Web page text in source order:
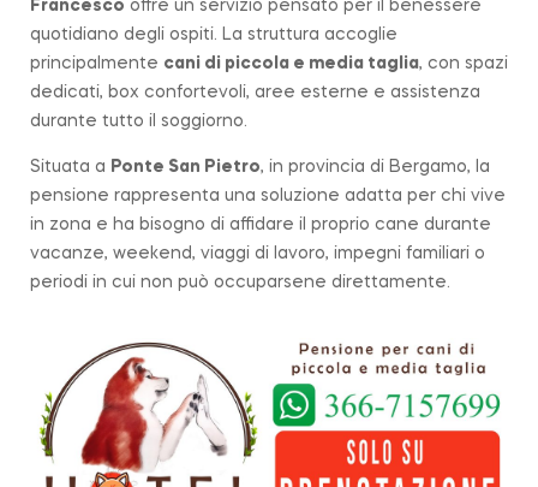
Francesco offre un servizio pensato per il benessere
quotidiano degli ospiti. La struttura accoglie
principalmente cani di piccola e media taglia, con spazi
dedicati, box confortevoli, aree esterne e assistenza
durante tutto il soggiorno.
Situata a Ponte San Pietro, in provincia di Bergamo, la
pensione rappresenta una soluzione adatta per chi vive
in zona e ha bisogno di affidare il proprio cane durante
vacanze, weekend, viaggi di lavoro, impegni familiari o
periodi in cui non può occuparsene direttamente.